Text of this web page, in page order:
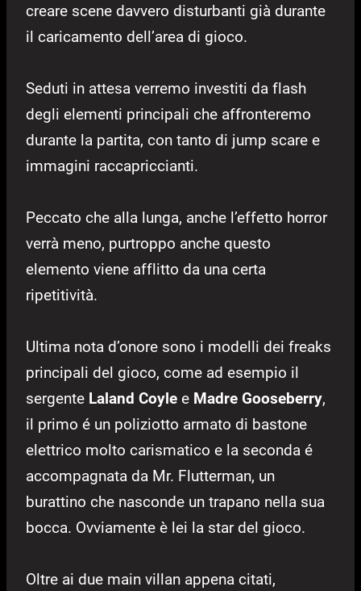
creare scene davvero disturbanti già durante
il caricamento dell’area di gioco.
Seduti in attesa verremo investiti da flash
degli elementi principali che affronteremo
durante la partita, con tanto di jump scare e
immagini raccapriccianti.
Peccato che alla lunga, anche l’effetto horror
verrà meno, purtroppo anche questo
elemento viene afflitto da una certa
ripetitività.
Ultima nota d’onore sono i modelli dei freaks
principali del gioco, come ad esempio il
sergente Laland Coyle e Madre Gooseberry,
il primo é un poliziotto armato di bastone
elettrico molto carismatico e la seconda é
accompagnata da Mr. Flutterman, un
burattino che nasconde un trapano nella sua
bocca. Ovviamente è lei la star del gioco.
Oltre ai due main villan appena citati,